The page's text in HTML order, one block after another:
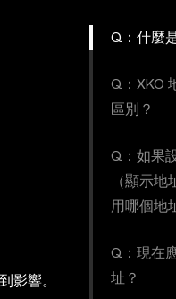
影響。
Q：什麼
Q：XKO
區別？
Q：如果
（顯示
用哪個地
Q：現在
址？